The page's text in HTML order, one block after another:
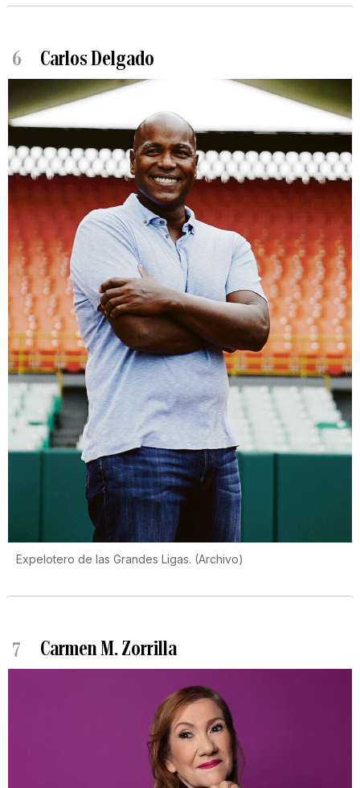
6 Carlos Delgado
Expelotero de las Grandes Ligas. (Archivo)
7 Carmen M. Zorrilla